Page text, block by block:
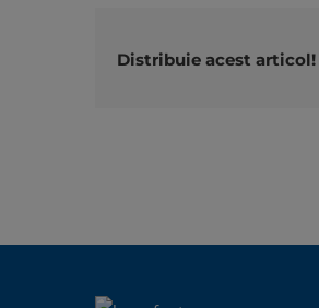
Distribuie acest articol!